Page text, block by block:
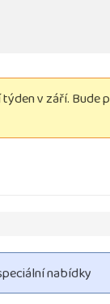
v září.
nabídky